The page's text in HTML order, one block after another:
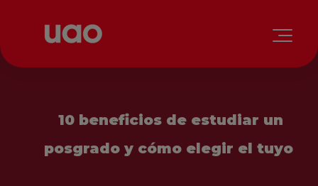
10 beneficios de estudiar un
posgrado y cómo elegir el tuyo